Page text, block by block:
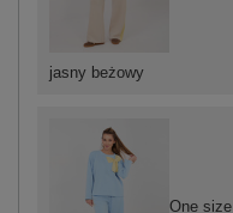
One size
jasny beżowy